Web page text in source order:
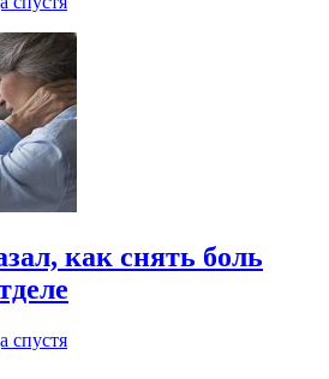
как снять боль
спустя